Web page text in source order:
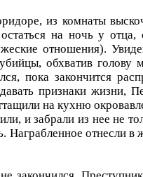
из комнаты
на ночь у
отношения).
обхватив голову
пока закончится
признаки жизни,
на кухню
и забрали из нее не
Награбленное отнесли